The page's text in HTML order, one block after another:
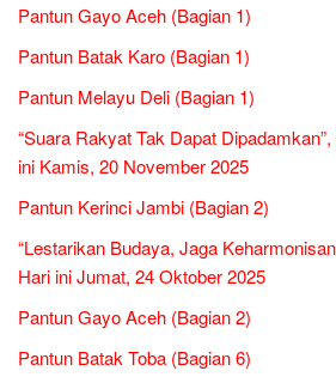
Pantun Gayo Aceh (Bagian 1)
Pantun Batak Karo (Bagian 1)
Pantun Melayu Deli (Bagian 1)
“Suara Rakyat Tak Dapat
ini Kamis, 20 November 2025
Pantun Kerinci Jambi (Bagian 2)
“Lestarikan Budaya, Jaga
Hari ini Jumat, 24 Oktober 2025
Pantun Gayo Aceh (Bagian 2)
Pantun Batak Toba (Bagian 6)